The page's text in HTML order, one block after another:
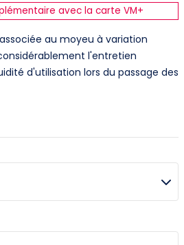
avec la carte VM+
au moyeu à variation
l'entretien
d'utilisation lors du passage des